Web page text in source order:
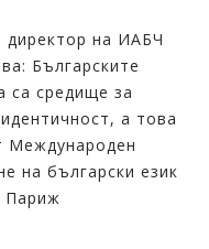
директор на ИАБЧ
Българските
са средище за
а това
Международен
на български език
Париж